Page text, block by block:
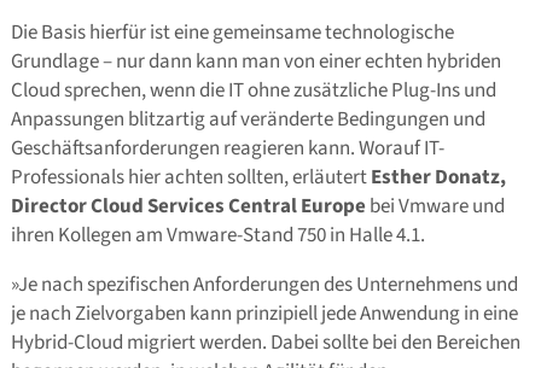
Die Basis hierfür ist eine gemeinsame technologische
Grundlage – nur dann kann man von einer echten hybriden
Cloud sprechen, wenn die IT ohne zusätzliche Plug-Ins und
Anpassungen blitzartig auf veränderte Bedingungen und
Geschäftsanforderungen reagieren kann. Worauf IT-
Professionals hier achten sollten, erläutertEsther Donatz,
Director Cloud Services Central Europebei Vmware und
ihren Kollegen am Vmware-Stand 750 in Halle 4.1.
»Je nach spezifischen Anforderungen des Unternehmens und
je nach Zielvorgaben kann prinzipiell jede Anwendung in eine
Hybrid-Cloud migriert werden. Dabei sollte bei den Bereichen